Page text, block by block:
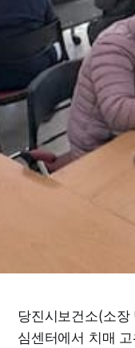
당진시보건소(소
심센터에서 치매